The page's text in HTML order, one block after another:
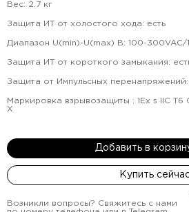
Вес: 2.7 кг
Защита ИТ от холостого хода: есть
Диапазон U(min)-U(max) В: 100-300VAC/
Защита ИТ от короткого замыкания:
Защита от Импульсных перенапряжений:
Маркировка взрывозащиты : 1Ex s IIC T6
X
Добавить в
Купить
Возникли вопросы? Свяжитесь с нами